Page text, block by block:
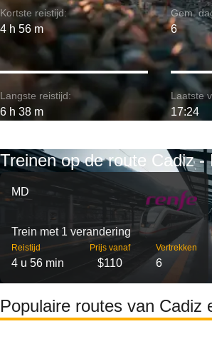
Kortste reistijd:
4 h 56 m
Langste reistijd:
6 h 38 m
Gem.
6
Laatste
17:24
Treinen op de route Cadiz -
MD
Trein met 1 verandering
Reistijd
4 u 56 min
Prijs vanaf
$110
Vertrekken
6
Populaire routes van Cadiz